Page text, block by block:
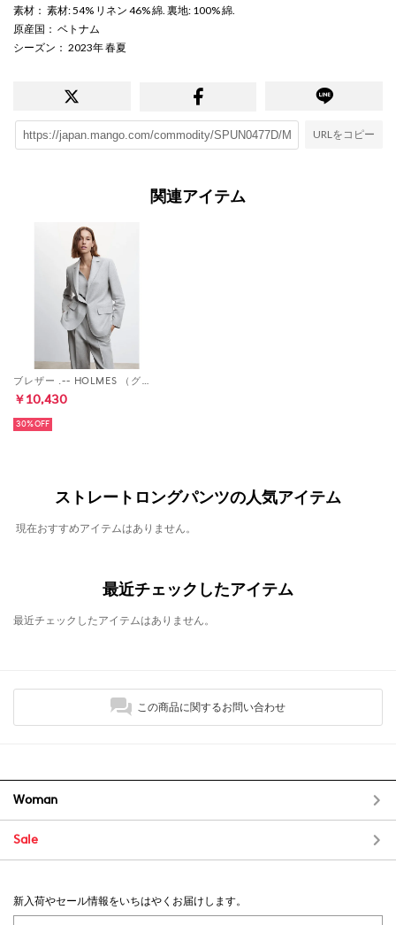
素材 ： 素材: 54% リネン 46% 綿. 裏地: 100% 綿.
原産国 ： ベトナム
シーズン ： 2023年 春夏
URLをコピー
関連アイテム
ブレザー .-- HOLMES （グレー）
￥10,430
30%
ストレートロングパンツの人気アイテム
現在おすすめアイテムはありません。
最近チェックしたアイテム
最近チェックしたアイテムはありません。
この商品に関するお問い合わせ
Woman
Sale
新入荷やセール情報をいちはやくお届けします。